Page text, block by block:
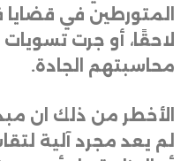
المتورطين في
لاحقًا، أو جرت
محاسبتهم الجادة.
الأخطر من ذلك ان
لم يعد مجرد آلية